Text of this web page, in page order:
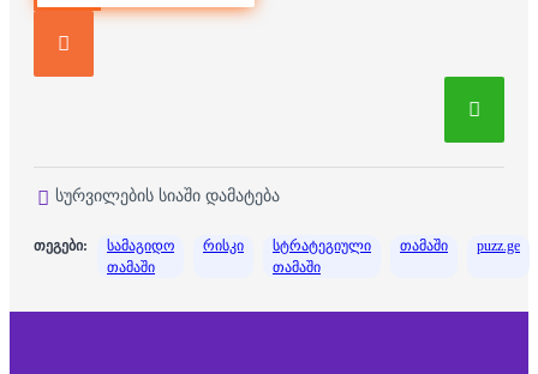
სურვილების სიაში დამატება
თეგები:
სამაგიდო
თამაში
რისკი
სტრატეგიული
თამაში
თამაში puzz.ge